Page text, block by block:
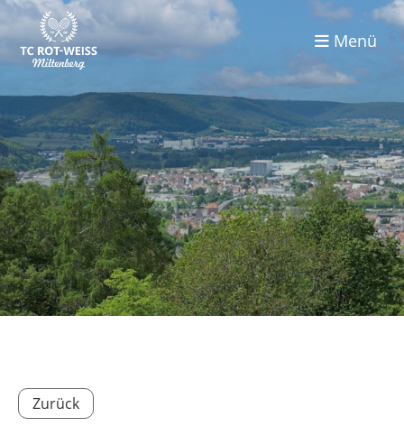
Menü
Zurück